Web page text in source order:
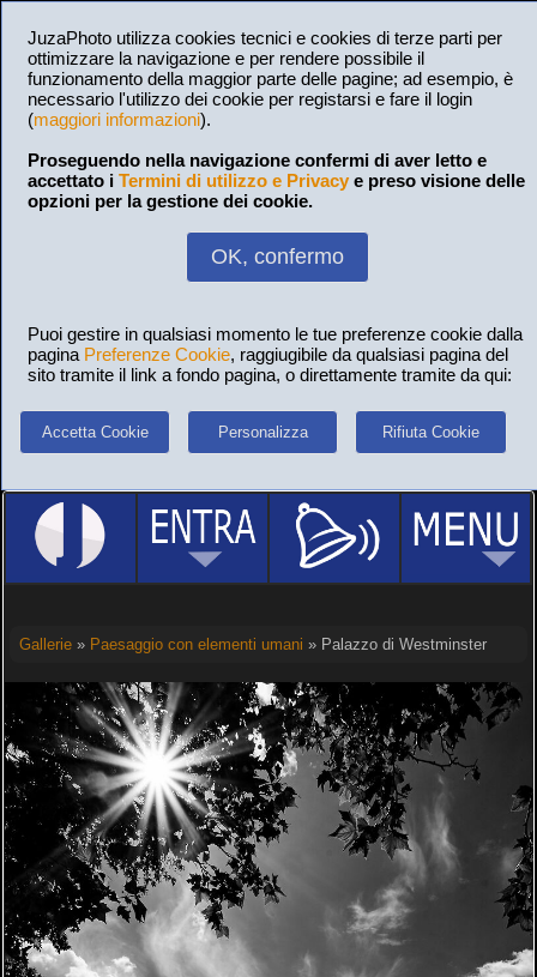
JuzaPhoto utilizza cookies tecnici e cookies di terze parti per
ottimizzare la navigazione e per rendere possibile il
funzionamento della maggior parte delle pagine; ad esempio, è
necessario l'utilizzo dei cookie per registarsi e fare il login
(maggiori informazioni).
Proseguendo nella navigazione confermi di aver letto e
accettato i Termini di utilizzo e Privacy e preso visione delle
opzioni per la gestione dei cookie.
OK, confermo
Puoi gestire in qualsiasi momento le tue preferenze cookie dalla
pagina Preferenze Cookie, raggiugibile da qualsiasi pagina del
sito tramite il link a fondo pagina, o direttamente tramite da qui:
Accetta Cookie Personalizza Rifiuta Cookie
Gallerie» Paesaggio con elementi umani » Palazzo di Westminster